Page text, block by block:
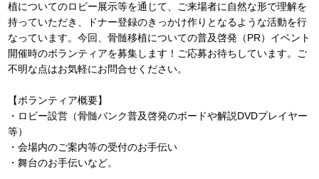
植についてのロビー展示等を通じて、ご来場者に自然な形で理解を
持っていただき、ドナー登録のきっかけ作りとなるような活動を行
なっています。今回、骨髄移植についての普及啓発（PR）イベント
開催時のボランティアを募集します！ご応募お待ちしています。ご
不明な点はお気軽にお問合せください。
【ボランティア概要】
・ロビー設営（骨髄バンク普及啓発のボードや解説DVDプレイヤー
等）
・会場内のご案内等の受付のお手伝い
・舞台のお手伝いなど。